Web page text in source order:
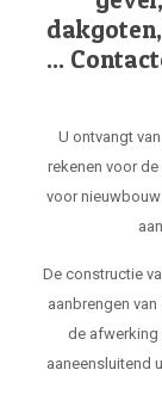
...
U ontvangt
rekenen voor
voor
De constructie
aanbrengen
de afwerking
aaneensluitend